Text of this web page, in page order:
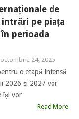
de
pe piața
perioada
octombrie 24, 2025
o etapă intensă
2026 și 2027 vor
își vor
Read More